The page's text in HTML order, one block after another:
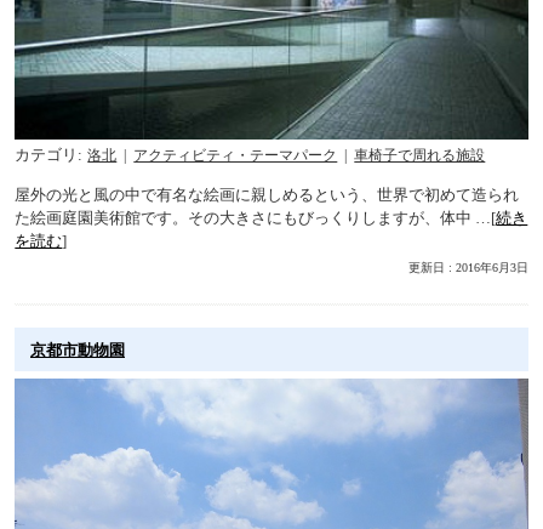
カテゴリ 洛北 アクティビティ・テーマパーク 車椅子で周れる施設
屋外の光と風の中で有名な絵画に親しめるという、世界で初めて造られ
た絵画庭園美術館です。その大きさにもびっくりしますが、体中 …[続き
を読む]
更新日 : 2016年6月3日
京都市動物園